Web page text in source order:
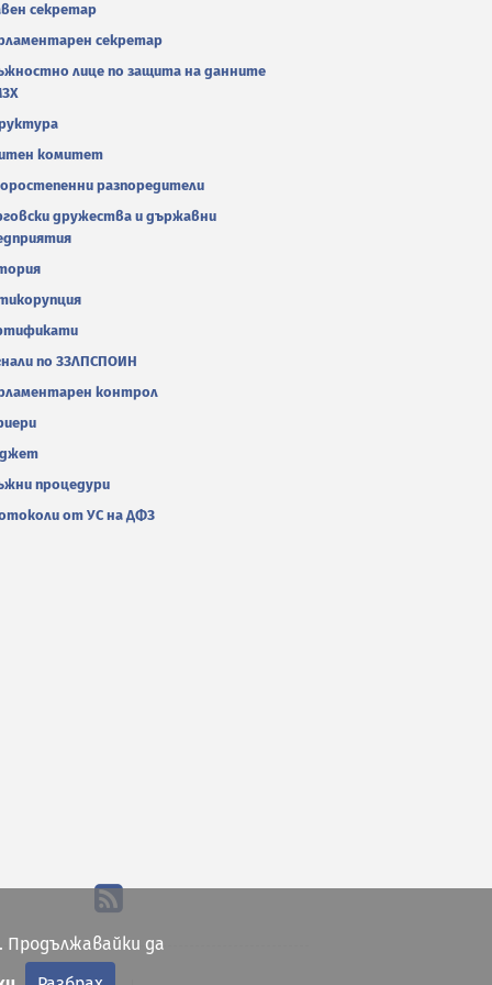
секретар
секретар
лице по защита на данните
комитет
разпоредители
дружества и държавни
по ЗЗЛПСПОИН
контрол
процедури
от УС на ДФЗ
Продължавайки да